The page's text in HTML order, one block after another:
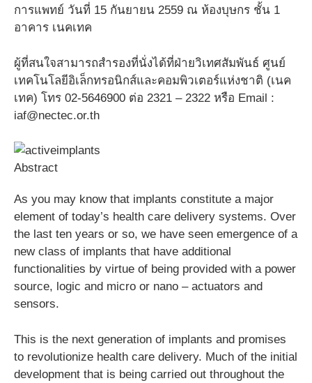
การแพทย์ วันที่ 15 กันยายน 2559 ณ ห้องบุษกร ชั้น 1
อาคาร เนคเทค
ผู้ที่สนใจสามารถสำรองที่นั่งได้ที่ฝ่ายวิเทศสัมพันธ์ ศูนย์
เทคโนโลยีอิเล็กทรอนิกส์และคอมพิวเตอร์แห่งชาติ (เนค
เทค) โทร 02-5646900 ต่อ 2321 – 2322 หรือ Email :
iaf@nectec.or.th
Abstract
As you may know that implants constitute a major
element of today’s health care delivery systems. Over
the last ten years or so, we have seen emergence of a
new class of implants that have additional
functionalities by virtue of being provided with a power
source, logic and micro or nano – actuators and
sensors.
This is the next generation of implants and promises
to revolutionize health care delivery. Much of the initial
development that is being carried out throughout the